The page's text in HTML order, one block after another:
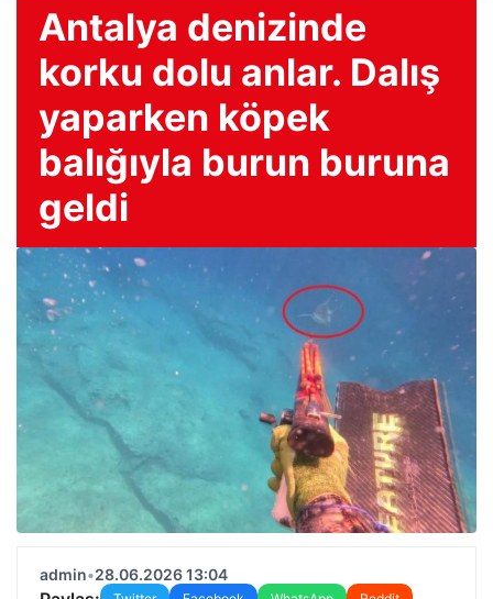
Antalya denizinde
korku dolu anlar. Dalış
yaparken köpek
balığıyla burun buruna
geldi
admin•28.06.2026 13:04